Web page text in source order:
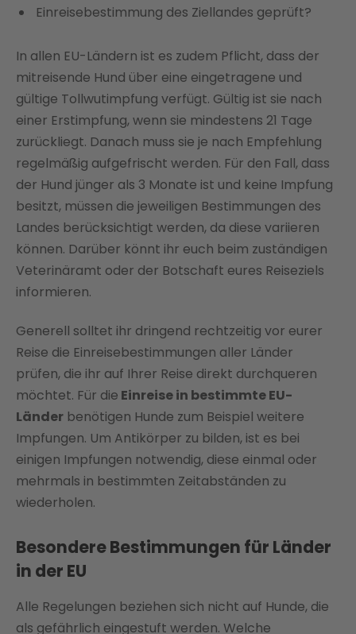
Einreisebestimmung des Ziellandes geprüft?
In allen EU-Ländern ist es zudem Pflicht, dass der
mitreisende Hund über eine eingetragene und
gültige Tollwutimpfung verfügt. Gültig ist sie nach
einer Erstimpfung, wenn sie mindestens 21 Tage
zurückliegt. Danach muss sie je nach Empfehlung
regelmäßig aufgefrischt werden. Für den Fall, dass
der Hund jünger als 3 Monate ist und keine Impfung
besitzt, müssen die jeweiligen Bestimmungen des
Landes berücksichtigt werden, da diese variieren
können. Darüber könnt ihr euch beim zuständigen
Veterinäramt oder der Botschaft eures Reiseziels
informieren.
Generell solltet ihr dringend rechtzeitig vor eurer
Reise die Einreisebestimmungen aller Länder
prüfen, die ihr auf Ihrer Reise direkt durchqueren
möchtet. Für die Einreise in bestimmte EU-
Länder benötigen Hunde zum Beispiel weitere
Impfungen. Um Antikörper zu bilden, ist es bei
einigen Impfungen notwendig, diese einmal oder
mehrmals in bestimmten Zeitabständen zu
wiederholen.
Besondere Bestimmungen für Länder
in der EU
Alle Regelungen beziehen sich nicht auf Hunde, die
als gefährlich eingestuft werden. Welche